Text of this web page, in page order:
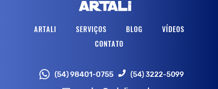
ARTALI SERVIÇOS BLOG
VÍDEOS
CONTATO
(54) 98401-0755 (54) 3222-5099